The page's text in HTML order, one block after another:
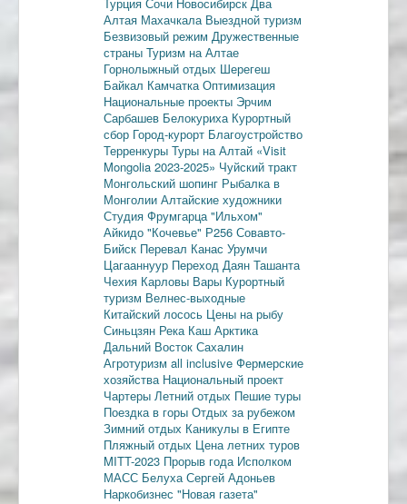
Турция Сочи Новосибирск Два
Алтая Махачкала Выездной туризм
Безвизовый режим Дружественные
страны Туризм на Алтае
Горнолыжный отдых Шерегеш
Байкал КамчаткаОптимизация
Национальные проекты Эрчим
Сарбашев Белокуриха Курортный
сбор Город-курорт Благоустройство
Терренкуры Туры на Алтай «Visit
Mongolia 2023-2025» Чуйский тракт
Монгольский шопинг Рыбалка в
Монголии Алтайские художники
Студия Фрумгарца"Ильхом"
Айкидо "Кочевье" Р256 Совавто-
Бийск Перевал Канас Урумчи
Цагааннуур Переход Даян Ташанта
Чехия Карловы Вары Курортный
туризм Велнес-выходные
Китайский лосось Цены на рыбу
Синьцзян Река Каш Арктика
Дальний Восток Сахалин
Агротуризм all inclusive Фермерские
хозяйства Национальный проект
Чартеры Летний отдых Пешие туры
Поездка в горы Отдых за рубежом
Зимний отдых Каникулы в Египте
Пляжный отдых Цена летних туров
MITT-2023 Прорыв года Исполком
МАСС БелухаСергей Адоньев
Наркобизнес "Новая газета"